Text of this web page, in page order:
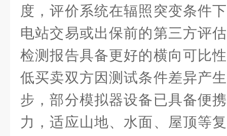
度，评价系统在辐照突变条件
电站交易或出保前的第三方评
检测报告具备更好的横向可比
低买卖双方因测试条件差异产
步，部分模拟器设备已具备便
力，适应山地、水面、屋顶等